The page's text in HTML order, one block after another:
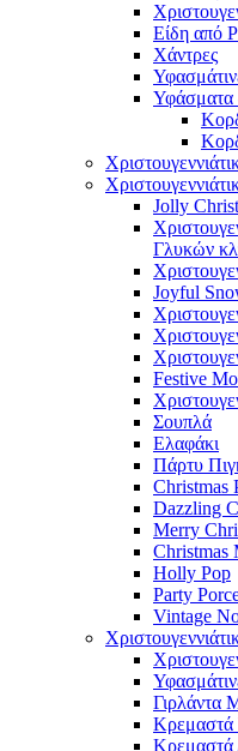
Είδη από
Χάντρες
Υφάσματα
Jolly
Γλυκών
Joyful
Festive
Σουπλά
Ελαφάκι
Πάρτυ
Christmas
Dazzling
Merry
Christmas
Holly Pop
Party
Vintage
Γιρλάντα
Κρεμαστά
Κρεμαστά